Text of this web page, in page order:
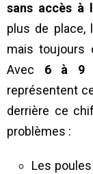
sans accès à
plus de place,
mais toujours
Avec 6 à 9
représentent
derrière ce
problèmes :
Les